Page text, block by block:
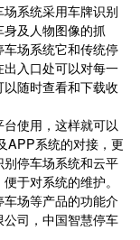
系统采用车牌识别
及人物图像的抓
场系统它和传统停
入口处可以对每一
随时查看和下载收
使用，这样就可以
APP系统的对接，更
停车场系统和云平
于对系统的维护。
场等产品的功能介
司，中国智慧停车